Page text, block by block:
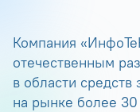
Компания
отечественным
в области
на рынке более